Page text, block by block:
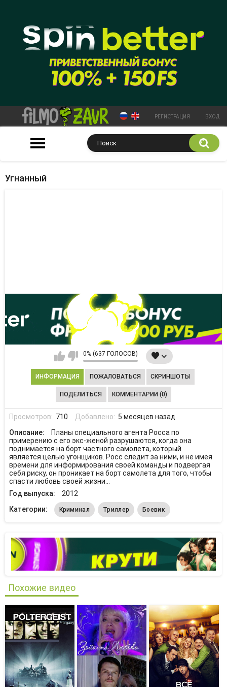
РЕГИСТРАЦИЯ ВХОД
Угнанный
0% (637 ГОЛОСОВ)
ИНФОРМАЦИЯ ПОЖАЛОВАТЬСЯ СКРИНШОТЫ
ПОДЕЛИТЬСЯ КОММЕНТАРИИ (0)
Просмотров: 710 Добавлено: 5 месяцев назад
Описание:
Планы специального агента Росса по
примерению с его экс-женой разрушаются, когда она
поднимается на борт частного самолета, который
является целью угонщиков. Росс следит за ними, и не имея
времени для информирования своей команды и подвергая
себя риску, он проникает на борт самолета для того, чтобы
спасти любовь своей жизни...
Год выпуска:
2012
Категории:
Криминал Триллер Боевик
Похожие видео